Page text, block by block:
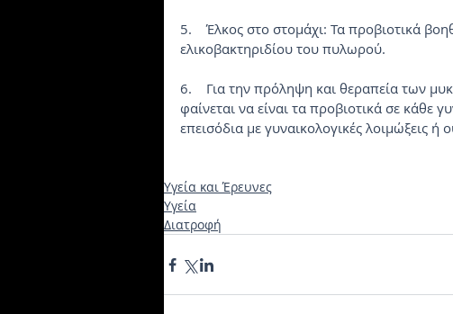
5.    Έλκος στο στομάχι: Τα προβιοτικά
ελικοβακτηριδίου του πυλωρού.
6.    Για την πρόληψη και θεραπεία των
φαίνεται να είναι τα προβιοτικά σε κάθε
επεισόδια με γυναικολογικές λοιμώξεις ή
Υγεία και Έρευνες
Υγεία
Διατροφή